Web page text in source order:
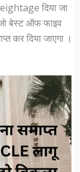
दिया जा
बेस्ट ऑफ फाइव
कर दिया जाएगा ।